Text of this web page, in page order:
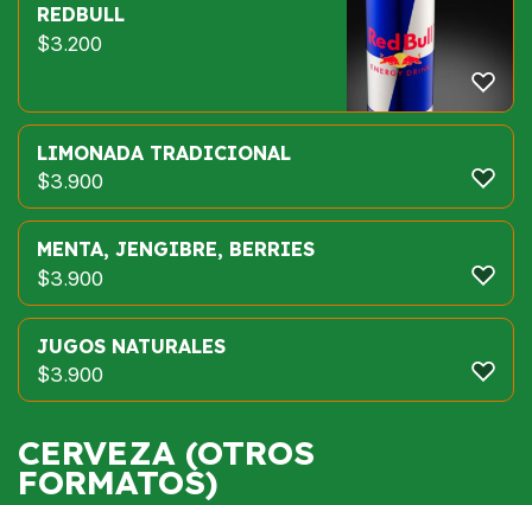
REDBULL
$3.200
LIMONADA TRADICIONAL
$3.900
MENTA, JENGIBRE, BERRIES
$3.900
JUGOS NATURALES
$3.900
CERVEZA (OTROS
FORMATOS)